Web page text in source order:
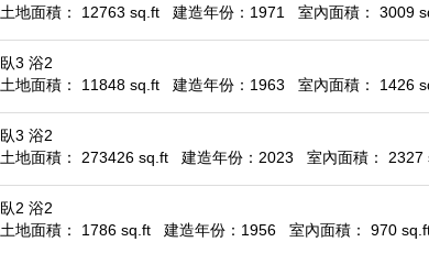
土地面積： 12763 sq.ft
建造年份：1971 室內面積： 3009
臥3 浴2
土地面積： 11848 sq.ft
建造年份：1963 室內面積： 1426
臥3 浴2
土地面積： 273426 sq.ft
建造年份：2023 室內面積： 2327
臥2 浴2
土地面積： 1786 sq.ft
建造年份：1956 室內面積： 970